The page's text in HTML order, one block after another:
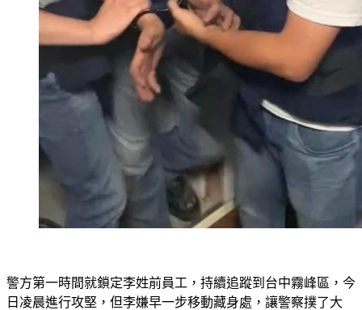
警方第一時間就鎖定李姓前員工，持續追蹤到台中霧峰區，今
日凌晨進行攻堅，但李嫌早一步移動藏身處，讓警察撲了大